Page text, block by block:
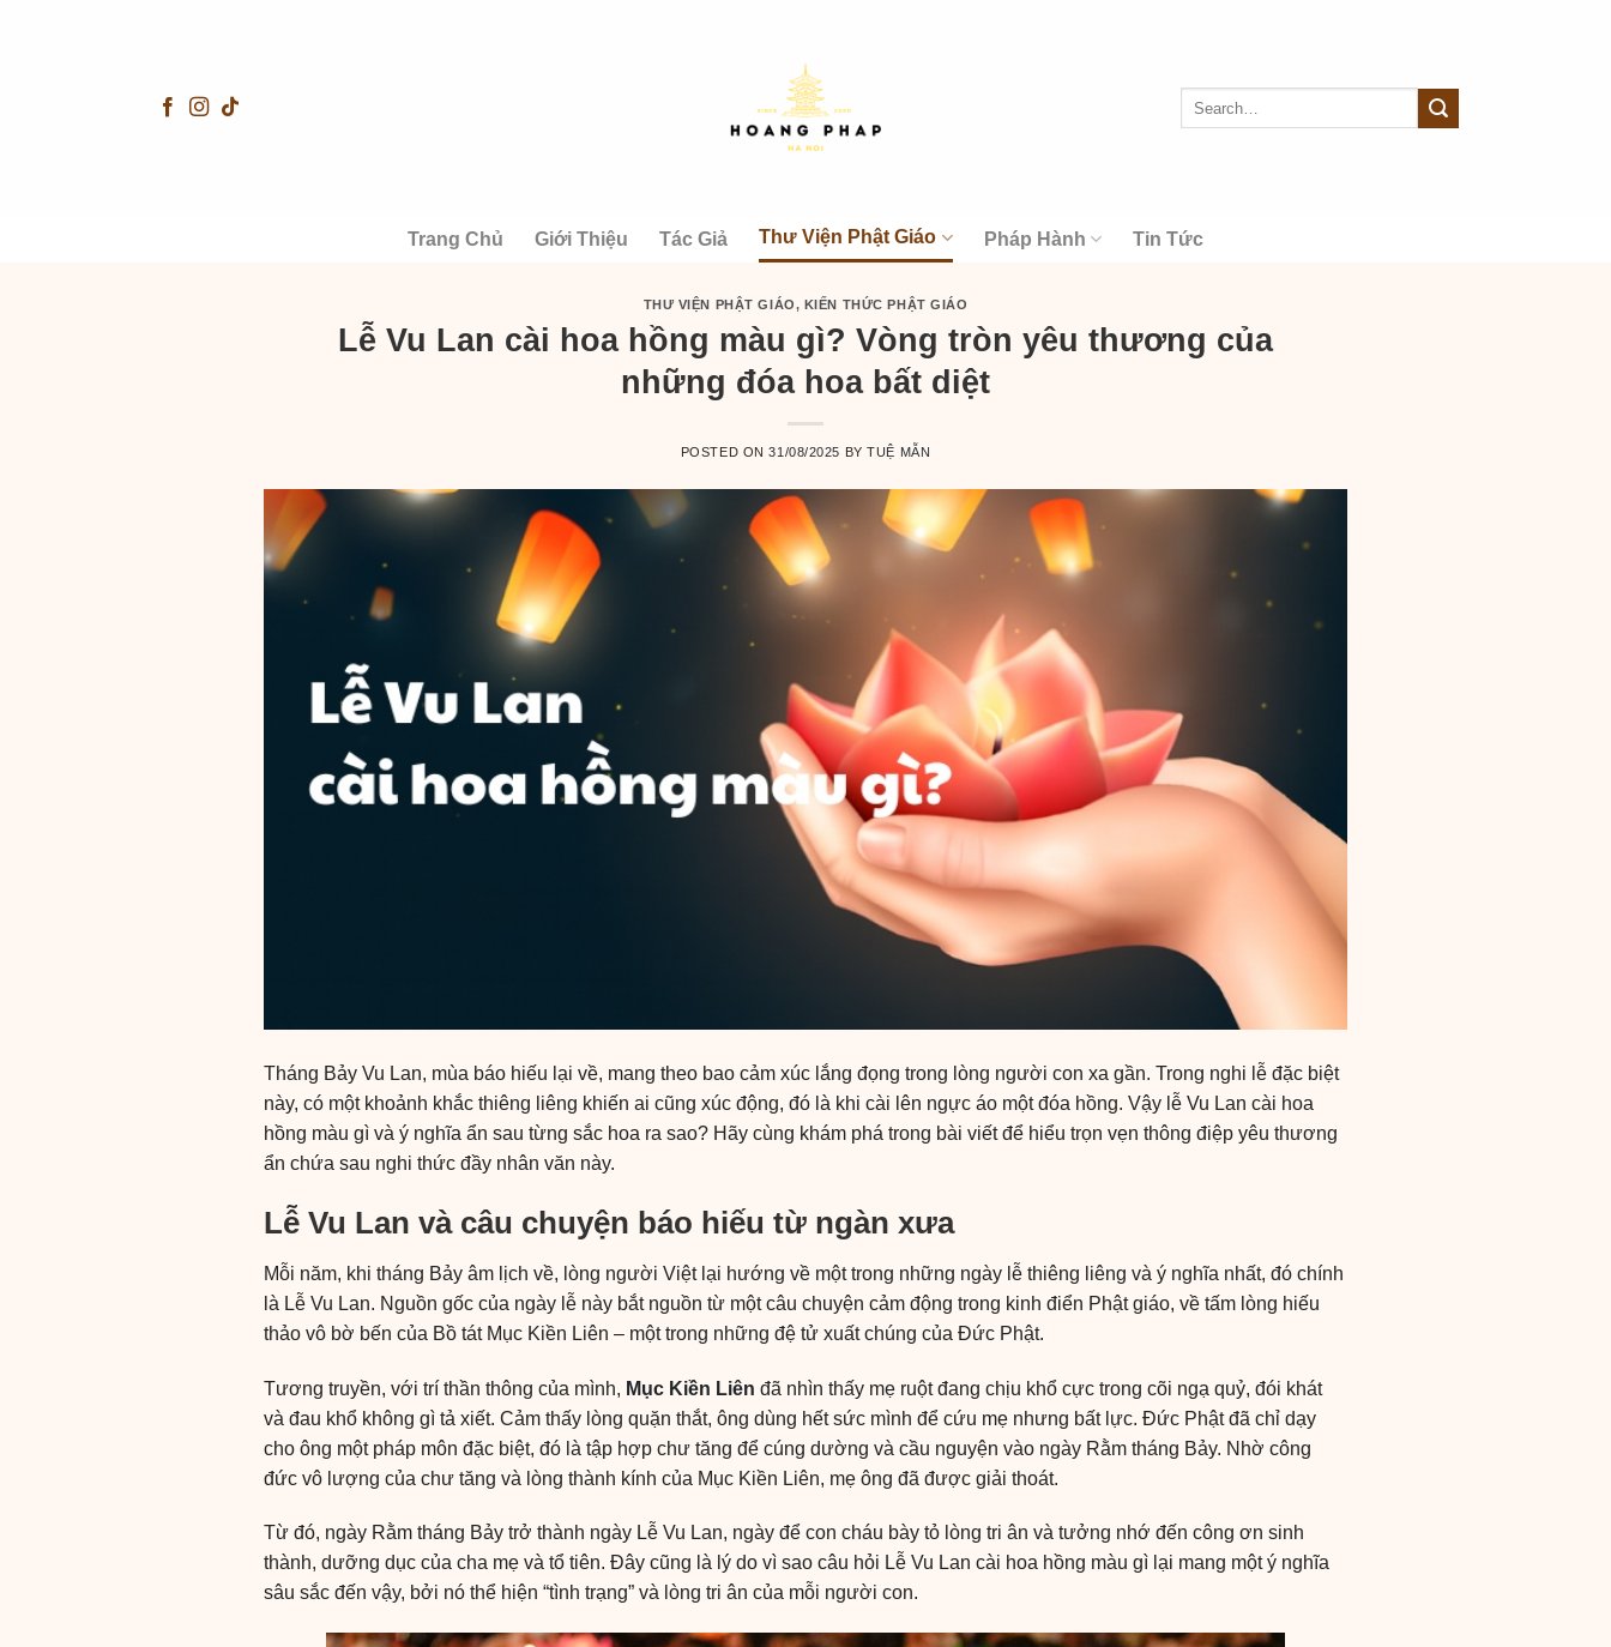
Trang Chủ Giới Thiệu Tác Giả Thư Viện Phật Giáo Pháp Hành Tin Tức
THƯ VIỆN PHẬT GIÁO, KIẾN THỨC PHẬT GIÁO
Lễ Vu Lan cài hoa hồng màu gì? Vòng tròn yêu thương của
những đóa hoa bất diệt
POSTED ON31/08/2025 BYTUỆ MẪN
Tháng Bảy Vu Lan, mùa báo hiếu lại về, mang theo bao cảm xúc lắng đọng trong lòng người con xa gần. Trong nghi lễ đặc biệt
này, có một khoảnh khắc thiêng liêng khiến ai cũng xúc động, đó là khi cài lên ngực áo một đóa hồng. Vậy lễ Vu Lan cài hoa
hồng màu gì và ý nghĩa ẩn sau từng sắc hoa ra sao? Hãy cùng khám phá trong bài viết để hiểu trọn vẹn thông điệp yêu thương
ẩn chứa sau nghi thức đầy nhân văn này.
Lễ Vu Lan và câu chuyện báo hiếu từ ngàn xưa
Mỗi năm, khi tháng Bảy âm lịch về, lòng người Việt lại hướng về một trong những ngày lễ thiêng liêng và ý nghĩa nhất, đó chính
là Lễ Vu Lan. Nguồn gốc của ngày lễ này bắt nguồn từ một câu chuyện cảm động trong kinh điển Phật giáo, về tấm lòng hiếu
thảo vô bờ bến của Bồ tát Mục Kiền Liên – một trong những đệ tử xuất chúng của Đức Phật.
Tương truyền, với trí thần thông của mình, Mục Kiền Liên đã nhìn thấy mẹ ruột đang chịu khổ cực trong cõi ngạ quỷ, đói khát
và đau khổ không gì tả xiết. Cảm thấy lòng quặn thắt, ông dùng hết sức mình để cứu mẹ nhưng bất lực. Đức Phật đã chỉ dạy
cho ông một pháp môn đặc biệt, đó là tập hợp chư tăng để cúng dường và cầu nguyện vào ngày Rằm tháng Bảy. Nhờ công
đức vô lượng của chư tăng và lòng thành kính của Mục Kiền Liên, mẹ ông đã được giải thoát.
Từ đó, ngày Rằm tháng Bảy trở thành ngày Lễ Vu Lan, ngày để con cháu bày tỏ lòng tri ân và tưởng nhớ đến công ơn sinh
thành, dưỡng dục của cha mẹ và tổ tiên. Đây cũng là lý do vì sao câu hỏi Lễ Vu Lan cài hoa hồng màu gì lại mang một ý nghĩa
sâu sắc đến vậy, bởi nó thể hiện “tình trạng” và lòng tri ân của mỗi người con.